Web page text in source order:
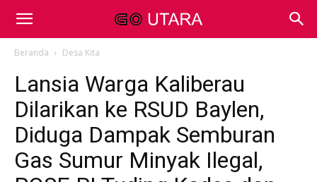
Beranda Desa Kita
Lansia Warga Kaliberau
Dilarikan ke RSUD Baylen,
Diduga Dampak Semburan
Gas Sumur Minyak Ilegal,